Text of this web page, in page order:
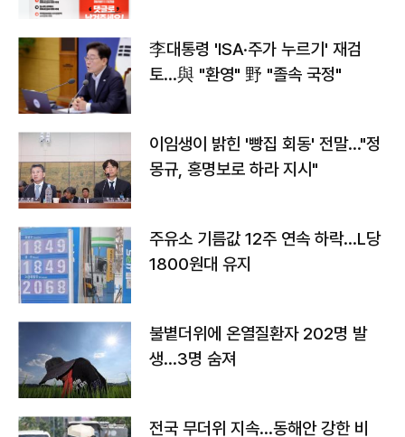
李대통령 'ISA·주가 누르기' 재검
토…與 "환영" 野 "졸속 국정"
이임생이 밝힌 '빵집 회동' 전말…"정
몽규, 홍명보로 하라 지시"
주유소 기름값 12주 연속 하락…L당
1800원대 유지
불볕더위에 온열질환자 202명 발
생…3명 숨져
전국 무더위 지속…동해안 강한 비